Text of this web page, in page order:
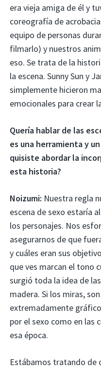
era vieja amiga de él y
coreografía de
equipo de personas
filmarlo) y nuestros
eso. Se trata de la
la escena. Sunny Sun y
simplemente hicieron
emocionales para crear
Quería hablar de las
es una herramienta y
quisiste abordar la
esta historia?
Noizumi: Nuestra regla
escena de sexo estaría
los personajes. Nos
asegurarnos de que
y cuáles eran sus
que ves marcan el tono
surgió toda la idea de
madera. Si los miras,
extremadamente
por el sexo como en las
esa época.
Estábamos tratando de